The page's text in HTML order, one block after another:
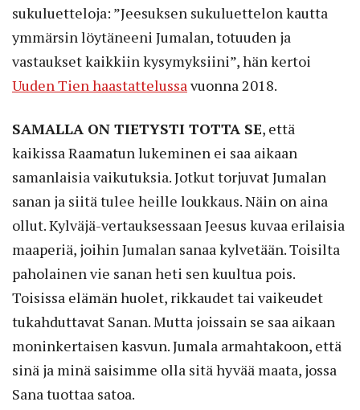
sukuluetteloja: ”Jeesuksen sukuluettelon kautta
ymmärsin löytäneeni Jumalan, totuuden ja
vastaukset kaikkiin kysymyksiini”, hän kertoi
Uuden Tien haastattelussa vuonna 2018.
SAMALLA ON TIETYSTI TOTTA SE, että
kaikissa Raamatun lukeminen ei saa aikaan
samanlaisia vaikutuksia. Jotkut torjuvat Jumalan
sanan ja siitä tulee heille loukkaus. Näin on aina
ollut. Kylväjä-vertauksessaan Jeesus kuvaa erilaisia
maaperiä, joihin Jumalan sanaa kylvetään. Toisilta
paholainen vie sanan heti sen kuultua pois.
Toisissa elämän huolet, rikkaudet tai vaikeudet
tukahduttavat Sanan. Mutta joissain se saa aikaan
moninkertaisen kasvun. Jumala armahtakoon, että
sinä ja minä saisimme olla sitä hyvää maata, jossa
Sana tuottaa satoa.